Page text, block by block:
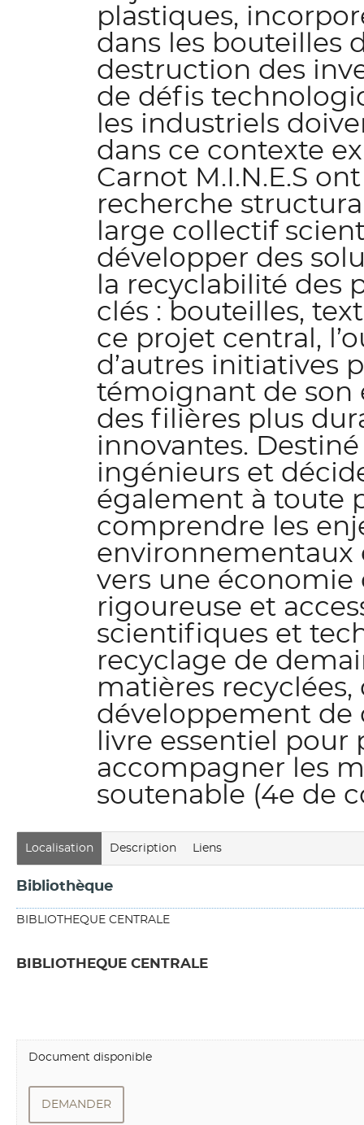
plastiques,
dans les bouteilles
destruction des
de défis
les industriels
dans ce contexte
Carnot M.I.N.E.S
recherche
large collectif
développer des
la recyclabilité des
clés : bouteilles,
ce projet central,
d’autres initiatives
témoignant de
des filières plus
innovantes.
ingénieurs et
également à toute
comprendre les
environnementaux
vers une économie
rigoureuse et
scientifiques et
recyclage de
matières
développement de
livre essentiel pour
accompagner les
soutenable (4e de
Localisation Description Liens
Bibliothèque
BIBLIOTHEQUE CENTRALE
BIBLIOTHEQUE CENTRALE
Document disponible
DEMANDER